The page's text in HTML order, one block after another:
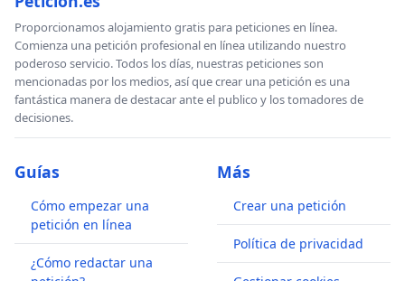
Proporcionamos alojamiento gratis para peticiones en línea.
Comienza una petición profesional en línea utilizando nuestro
poderoso servicio. Todos los días, nuestras peticiones son
mencionadas por los medios, así que crear una petición es una
fantástica manera de destacar ante el publico y los tomadores de
decisiones.
Guías
Cómo empezar una
petición en línea
¿Cómo redactar una
Más
Crear una petición
Política de privacidad